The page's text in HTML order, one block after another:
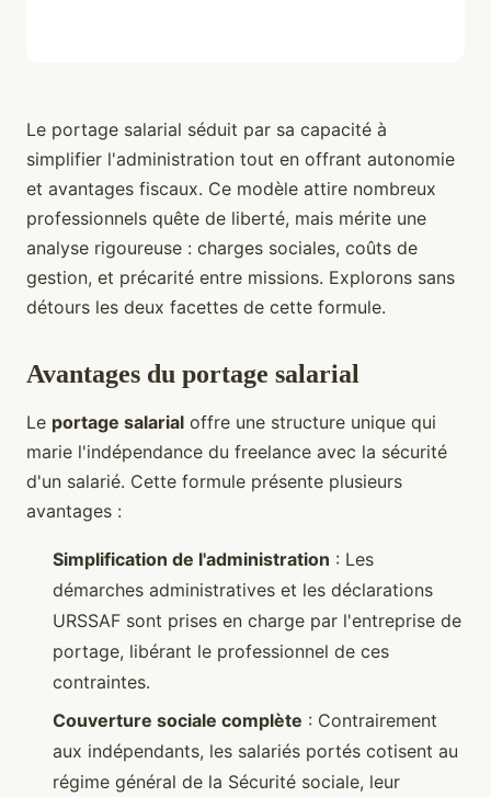
Le portage salarial séduit par sa capacité à
simplifier l'administration tout en offrant autonomie
et avantages fiscaux. Ce modèle attire nombreux
professionnels quête de liberté, mais mérite une
analyse rigoureuse : charges sociales, coûts de
gestion, et précarité entre missions. Explorons sans
détours les deux facettes de cette formule.
Avantages du portage salarial
Le portage salarial offre une structure unique qui
marie l'indépendance du freelance avec la sécurité
d'un salarié. Cette formule présente plusieurs
avantages :
Simplification de l'administration : Les
démarches administratives et les déclarations
URSSAF sont prises en charge par l'entreprise de
portage, libérant le professionnel de ces
contraintes.
Couverture sociale complète : Contrairement
aux indépendants, les salariés portés cotisent au
régime général de la Sécurité sociale, leur